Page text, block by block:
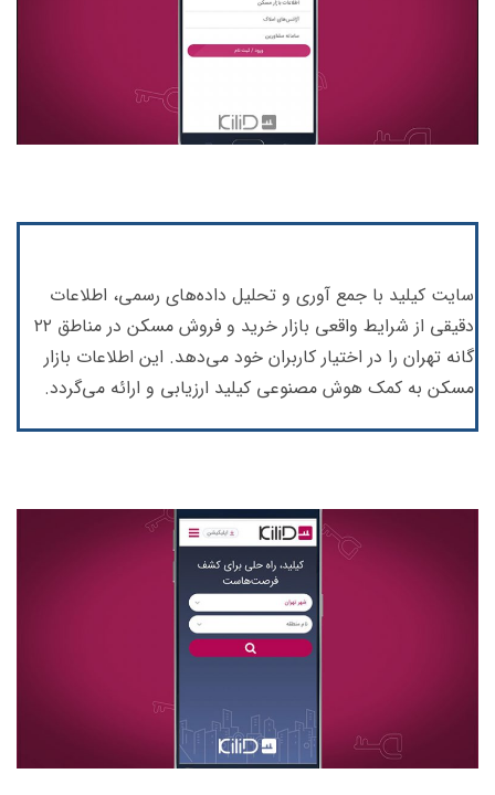
سایت کیلید با جمع آوری و تحلیل داده‌های رسمی، اطلاعات
دقیقی از شرایط واقعی بازار خرید و فروش مسکن در مناطق ۲۲
گانه تهران را در اختیار کاربران خود می‌دهد. این اطلاعات بازار
مسکن به کمک هوش مصنوعی کیلید ارزیابی و ارائه می‌گردد.